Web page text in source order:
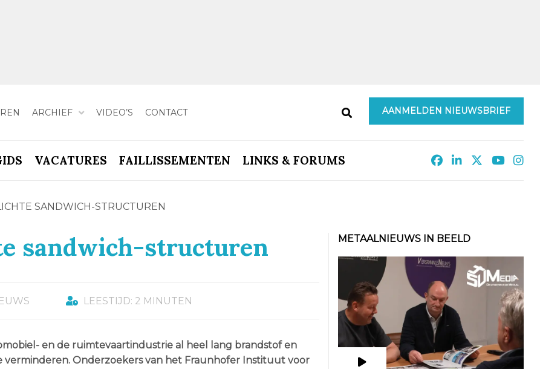
ARCHIEF VIDEO’S CONTACT AANMELDEN NIEUWSBRIEF
VACATURES FAILLISSEMENTEN LINKS & FORUMS
SANDWICH-STRUCTUREN
sandwich-structuren
LEESTIJD: 2 MINUTEN
en de ruimtevaartindustrie al heel lang brandstof en
Onderzoekers van het Fraunhofer Instituut voor
METAALNIEUWS IN BEELD